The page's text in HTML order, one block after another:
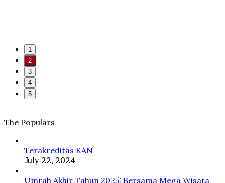
1
2
3
4
5
The Populars
Terakreditas KAN
July 22, 2024
Umrah Akhir Tahun 2025: Bersama Mega Wisata,